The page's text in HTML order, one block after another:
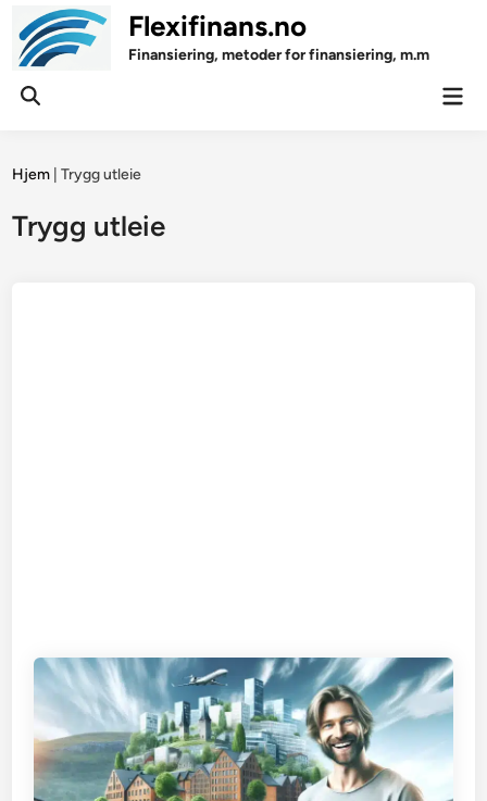
content
Flexifinans.no
Finansiering, metoder for finansiering, m.m
Open
Hjem |Trygg utleie
Trygg utleie